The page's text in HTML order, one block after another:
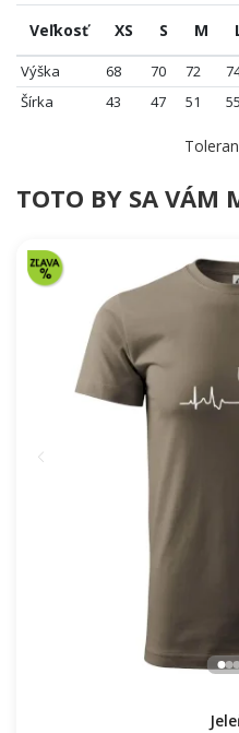
Veľkosť XS S M
Výška 68 70 72
Šírka
43 47 51 55
TOTO BY SA VÁM